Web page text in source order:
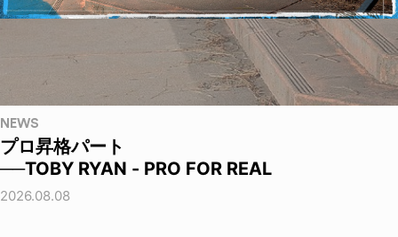
NEWS
プロ昇格パート
──TOBY RYAN - PRO FOR REAL
2026.08.08